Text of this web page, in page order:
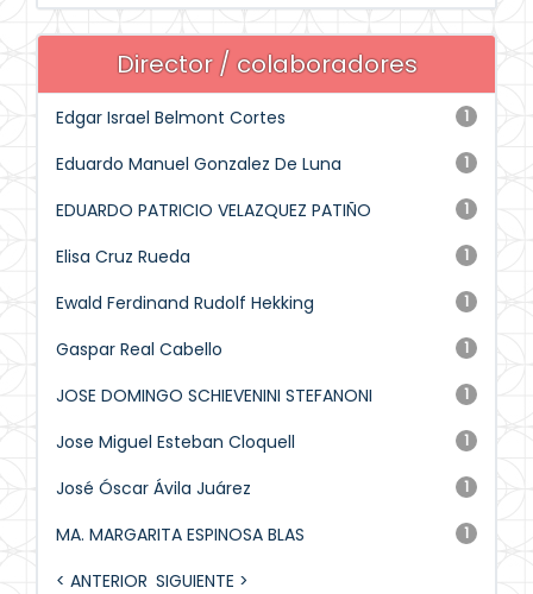
Director / colaboradores
1
Edgar Israel Belmont Cortes
1
Eduardo Manuel Gonzalez De Luna
1
EDUARDO PATRICIO VELAZQUEZ PATIÑO
1
Elisa Cruz Rueda
1
Ewald Ferdinand Rudolf Hekking
1
Gaspar Real Cabello
1
JOSE DOMINGO SCHIEVENINI STEFANONI
1
Jose Miguel Esteban Cloquell
1
José Óscar Ávila Juárez
1
MA. MARGARITA ESPINOSA BLAS
< ANTERIOR SIGUIENTE >